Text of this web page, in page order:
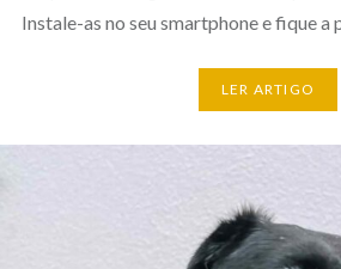
Instale-as no seu smartphone e fique a
LER ARTIGO